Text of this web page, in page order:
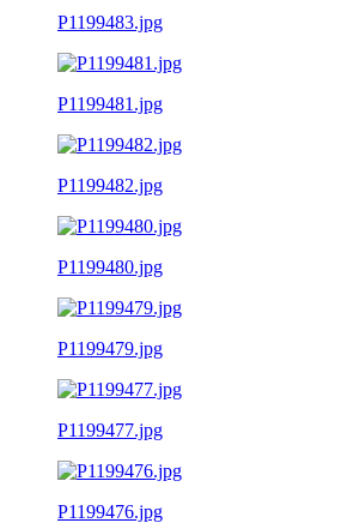
P1199483.jpg
P1199481.jpg
P1199482.jpg
P1199480.jpg
P1199479.jpg
P1199477.jpg
P1199476.jpg